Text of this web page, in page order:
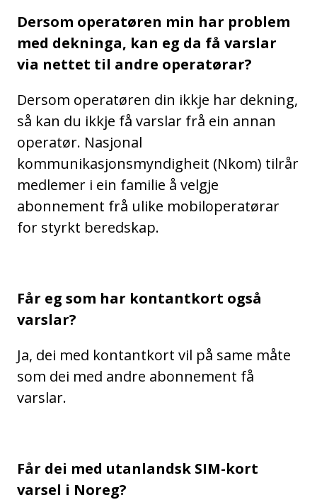
Dersom operatøren min har problem
med dekninga, kan eg da få varslar
via nettet til andre operatørar?
Dersom operatøren din ikkje har dekning,
så kan du ikkje få varslar frå ein annan
operatør. Nasjonal
kommunikasjonsmyndigheit (Nkom) tilrår
medlemer i ein familie å velgje
abonnement frå ulike mobiloperatørar
for styrkt beredskap.
Får eg som har kontantkort også
varslar?
Ja, dei med kontantkort vil på same måte
som dei med andre abonnement få
varslar.
Får dei med utanlandsk SIM-kort
varsel i Noreg?